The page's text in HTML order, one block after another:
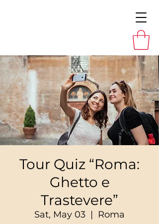
Tour Quiz “Roma:
Ghetto e
Trastevere”
Sat, May 03
  |
Roma